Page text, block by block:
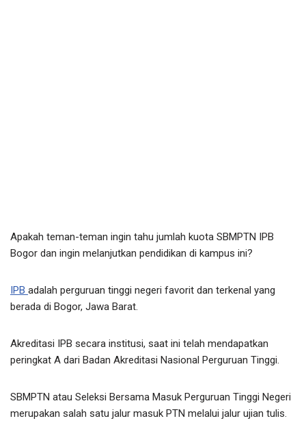
Apakah teman-teman ingin tahu jumlah kuota SBMPTN IPB
Bogor dan ingin melanjutkan pendidikan di kampus ini?
IPB adalah perguruan tinggi negeri favorit dan terkenal yang
berada di Bogor, Jawa Barat.
Akreditasi IPB secara institusi, saat ini telah mendapatkan
peringkat A dari Badan Akreditasi Nasional Perguruan Tinggi.
SBMPTN atau Seleksi Bersama Masuk Perguruan Tinggi Negeri
merupakan salah satu jalur masuk PTN melalui jalur ujian tulis.